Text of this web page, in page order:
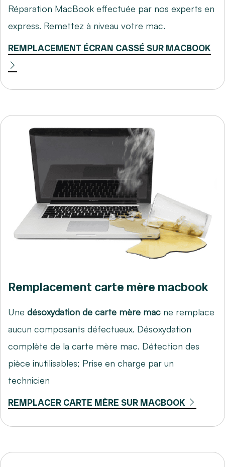
Réparation MacBook effectuée par nos experts en
express. Remettez à niveau votre mac.
REMPLACEMENT ÉCRAN CASSÉ SUR MACBOOK
Remplacement carte mère macbook
Une désoxydation de carte mère mac ne remplace
aucun composants défectueux. Désoxydation
complète de la carte mère mac. Détection des
pièce inutilisables; Prise en charge par un
technicien
REMPLACER CARTE MÈRE SUR MACBOOK